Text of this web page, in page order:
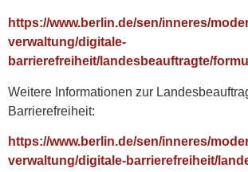
https://www.berlin.de/sen/inneres/
verwaltung/digitale-
barrierefreiheit/landesbeauftragte/
Weitere Informationen zur
Barrierefreiheit:
https://www.berlin.de/sen/inneres/
verwaltung/digitale-barrierefreiheit/